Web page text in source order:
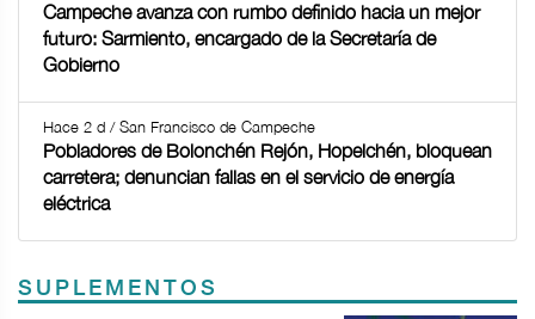
Campeche avanza con rumbo definido hacia un mejor
futuro: Sarmiento, encargado de la Secretaría de
Gobierno
Hace 2 d / San Francisco de Campeche
Pobladores de Bolonchén Rejón, Hopelchén, bloquean
carretera; denuncian fallas en el servicio de energía
eléctrica
SUPLEMENTOS